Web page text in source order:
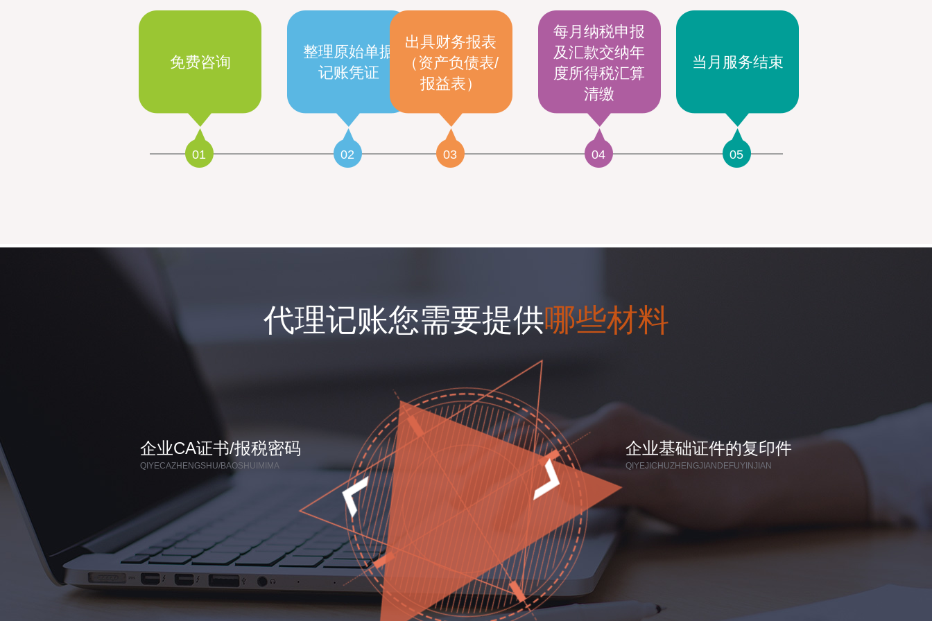
免费咨询
01
整理原始单据
记账凭证
02
出具财务报表
（资产负债表/
报益表）
03
每月纳税申报
及汇款交纳年
度所得税汇算
清缴
04
当月服务结束
05
代理记账您需要提供哪些材料
企业CA证书/报税密码
QIYECAZHENGSHU/BAOSHUIMIMA
企业基础证件的复印件
QIYEJICHUZHENGJIANDEFUYINJIAN